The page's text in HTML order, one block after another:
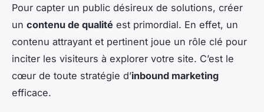
Pour capter un public désireux de solutions, créer
un contenu de qualité est primordial. En effet, un
contenu attrayant et pertinent joue un rôle clé pour
inciter les visiteurs à explorer votre site. C’est le
cœur de toute stratégie d’inbound marketing
efficace.